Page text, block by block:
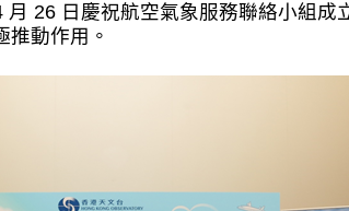
26 日慶祝航空氣象服務聯絡小組成
動作用。